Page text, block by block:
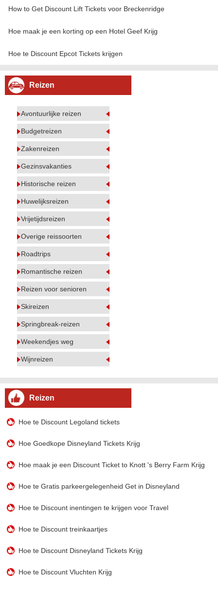
How to Get Discount Lift Tickets voor Breckenridge
Hoe maak je een korting op een Hotel Geef Krijg
Hoe te Discount Epcot Tickets krijgen
Reizen
Avontuurlijke reizen
Budgetreizen
Zakenreizen
Gezinsvakanties
Historische reizen
Huwelijksreizen
Vrijetijdsreizen
Overige reissoorten
Roadtrips
Romantische reizen
Reizen voor senioren
Skireizen
Springbreak-reizen
Weekendjes weg
Wijnreizen
Reizen
Hoe te Discount Legoland tickets
Hoe Goedkope Disneyland Tickets Krijg
Hoe maak je een Discount Ticket to Knott 's Berry Farm Krijg
Hoe te Gratis parkeergelegenheid Get in Disneyland
Hoe te Discount inentingen te krijgen voor Travel
Hoe te Discount treinkaartjes
Hoe te Discount Disneyland Tickets Krijg
Hoe te Discount Vluchten Krijg